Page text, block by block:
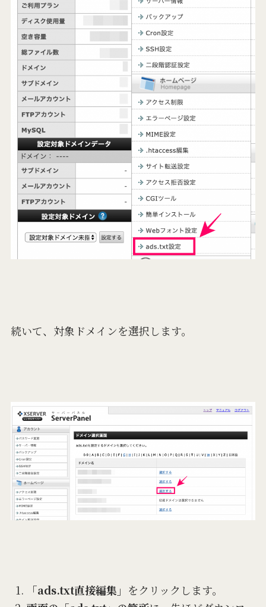
続いて、対象ドメインを選択します。
「ads.txt直接編集」 をクリックします。